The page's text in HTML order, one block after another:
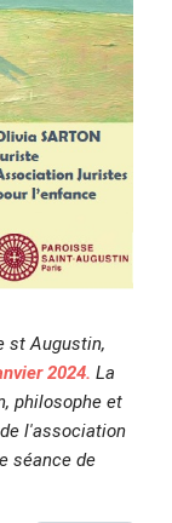
st Augustin,
2024. La
philosophe et
l'association
séance de